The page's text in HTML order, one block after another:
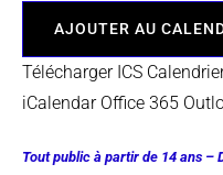
AJOUTER AU
Télécharger ICS
iCalendar Office 365
Tout public à partir de 14 ans –